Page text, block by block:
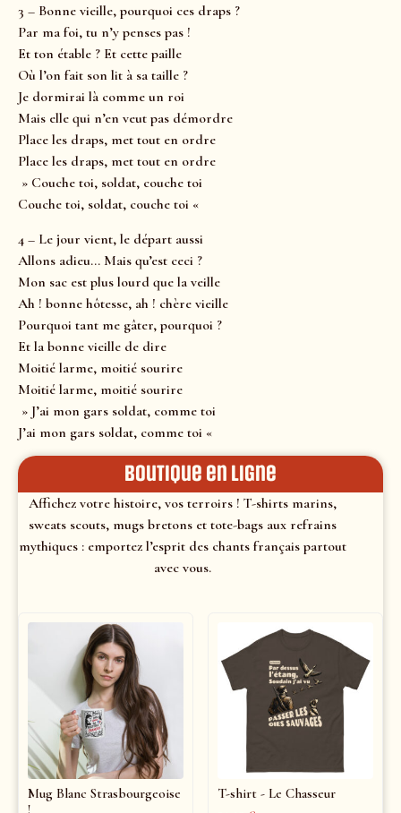
3 – Bonne vieille, pourquoi ces draps ?
Par ma foi, tu n’y penses pas !
Et ton étable ? Et cette paille
Où l’on fait son lit à sa taille ?
Je dormirai là comme un roi
Mais elle qui n’en veut pas démordre
Place les draps, met tout en ordre
Place les draps, met tout en ordre
» Couche toi, soldat, couche toi
Couche toi, soldat, couche toi «
4 – Le jour vient, le départ aussi
Allons adieu… Mais qu’est ceci ?
Mon sac est plus lourd que la veille
Ah ! bonne hôtesse, ah ! chère vieille
Pourquoi tant me gâter, pourquoi ?
Et la bonne vieille de dire
Moitié larme, moitié sourire
Moitié larme, moitié sourire
» J’ai mon gars soldat, comme toi
J’ai mon gars soldat, comme toi «
Boutique en ligne
Affichez votre histoire, vos terroirs ! T-shirts marins,
sweats scouts, mugs bretons et tote-bags aux refrains
mythiques : emportez l’esprit des chants français partout
avec vous.
Mug Blanc Strasbourgeoise
T-shirt - Le Chasseur